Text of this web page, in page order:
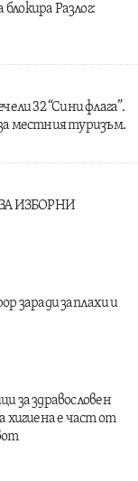
Разлог:
32 “Сини флага”.
местния туризъм.
ИЗБОРНИ
заради заплахи и
за здравословен
хигиена е част от